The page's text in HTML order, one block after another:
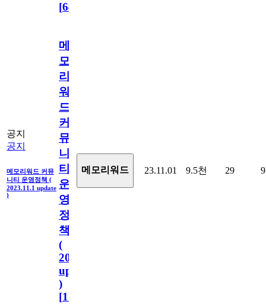
[64
공지
공지
메모리워드 커뮤
니티 운영정책 (
2023.11.1 update
)
메
모
리
워
드
커
뮤
니
티
운
영
정
책
(
2023.11.1
update
)
[110
메모리워드 23.11.01 9.5천 29 9